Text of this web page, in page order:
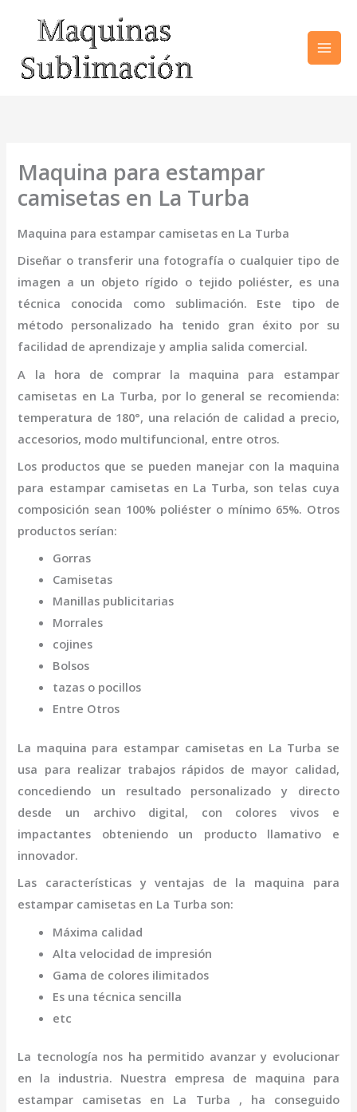
contenido
Maquina para estampar
camisetas en La Turba
Maquina para estampar camisetas en La Turba
Diseñar o transferir una fotografía o cualquier tipo de
imagen a un objeto rígido o tejido poliéster, es una
técnica conocida como sublimación. Este tipo de
método personalizado ha tenido gran éxito por su
facilidad de aprendizaje y amplia salida comercial.
A la hora de comprar la maquina para estampar
camisetas en La Turba, por lo general se recomienda:
temperatura de 180°, una relación de calidad a precio,
accesorios, modo multifuncional, entre otros.
Los productos que se pueden manejar con la maquina
para estampar camisetasen La Turba, son telas cuya
composición sean 100% poliéster o mínimo 65%. Otros
productos serían:
Gorras
Camisetas
Manillas publicitarias
Morrales
cojines
Bolsos
tazas o pocillos
Entre Otros
La maquina para estampar camisetasen La Turba se
usa para realizar trabajos rápidos de mayor calidad,
concediendo un resultado personalizado y directo
desde un archivo digital, con colores vivos e
impactantes obteniendo un producto llamativo e
innovador.
Las características y ventajas de la maquina para
estampar camisetas en La Turba son:
Máxima calidad
Alta velocidad de impresión
Gama de colores ilimitados
Es una técnica sencilla
etc
La tecnología nos ha permitido avanzar y evolucionar
en la industria. Nuestra empresa de maquina para
estampar camisetas en La Turba , ha conseguido